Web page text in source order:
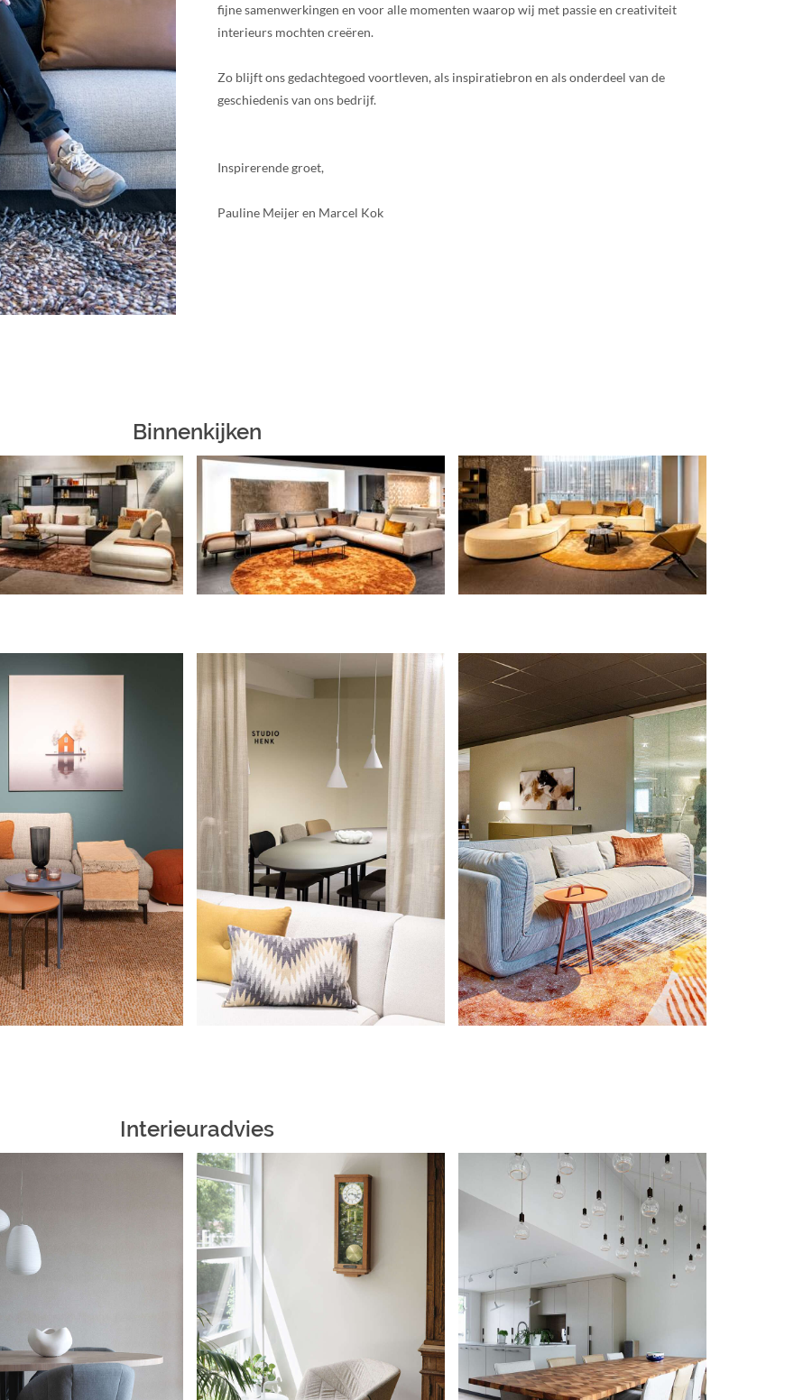
fijne samenwerkingen en voor alle momenten waarop wij met passie en creativiteit
interieurs mochten creëren.
Zo blijft ons gedachtegoed voortleven, als inspiratiebron en als onderdeel van de
geschiedenis van ons bedrijf.
Inspirerende groet,
Pauline Meijer en Marcel Kok
Binnenkijken
Interieuradvies